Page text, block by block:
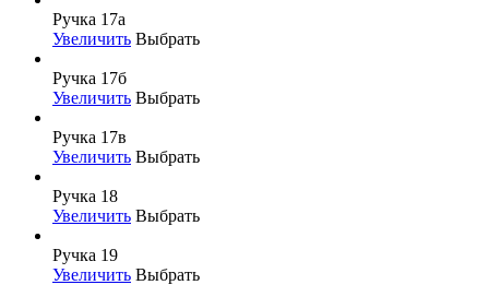
Ручка 17а
Увеличить Выбрать
Ручка 17б
Увеличить Выбрать
Ручка 17в
Увеличить Выбрать
Ручка 18
Увеличить Выбрать
Ручка 19
Увеличить Выбрать